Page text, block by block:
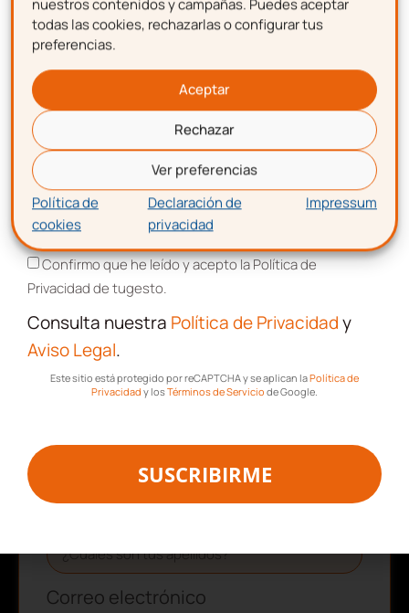
nuestros contenidos y campañas. Puedes aceptar
todas las cookies, rechazarlas o configurar tus
preferencias.
Aceptar
Rechazar
Ver preferencias
Política de
cookies
Declaración de
privacidad
Impressum
Recursos, guías y descuentos
Únete al Club de más de
8.000 gestioners
Suscríbete y forma parte delCLUB DE
EMPRENDEDORES
Artículos, guías, recursos y consejosde
expertos.
Promociones, publicidad e información de
todos los servicios relacionados con tu
emprendimiento.
Apellidos
Correo electrónico
Apellidos
Correo electrónico
Aceptación de términos y condiciones
Confirmo que he leído y acepto la Política de
Privacidad de tugesto.
Consulta nuestra Política de Privacidady
Aviso Legal.
Este sitio está protegido por reCAPTCHA y se aplican laPolítica de
Privacidad y losTérminos de Servicio de Google.
SUSCRIBIRME